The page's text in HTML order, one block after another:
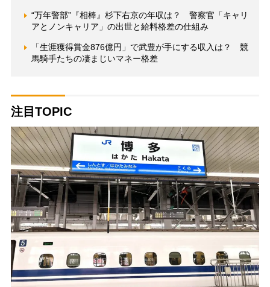
“万年警部”『相棒』杉下右京の年収は？ 警察官「キャリ
アとノンキャリア」の出世と給料格差の仕組み
「生涯獲得賞金876億円」で武豊が手にする収入は？ 競
馬騎手たちの凄まじいマネー格差
注目TOPIC